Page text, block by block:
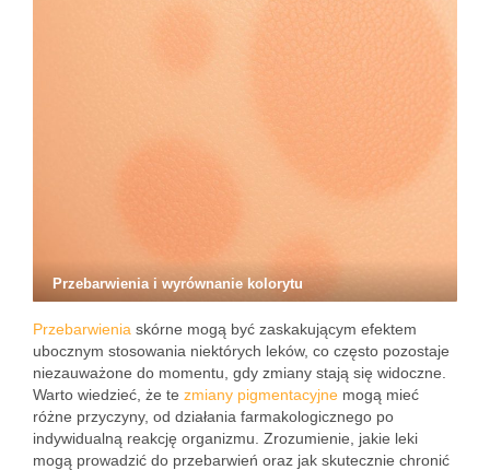
Przebarwienia i wyrównanie kolorytu
Przebarwienia skórne mogą być zaskakującym efektem
ubocznym stosowania niektórych leków, co często pozostaje
niezauważone do momentu, gdy zmiany stają się widoczne.
Warto wiedzieć, że te zmiany pigmentacyjne mogą mieć
różne przyczyny, od działania farmakologicznego po
indywidualną reakcję organizmu. Zrozumienie, jakie leki
mogą prowadzić do przebarwień oraz jak skutecznie chronić